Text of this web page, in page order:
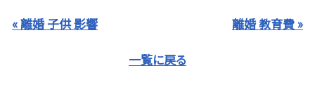
« 離婚 子供 影響 離婚 教育費 »
一覧に戻る